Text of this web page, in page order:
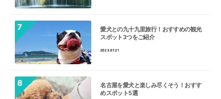
愛犬との九十九里旅行！おすすめの観光
スポット3つをご紹介
2023.07.21
名古屋を愛犬と楽しみ尽くそう！おすす
めスポット5選